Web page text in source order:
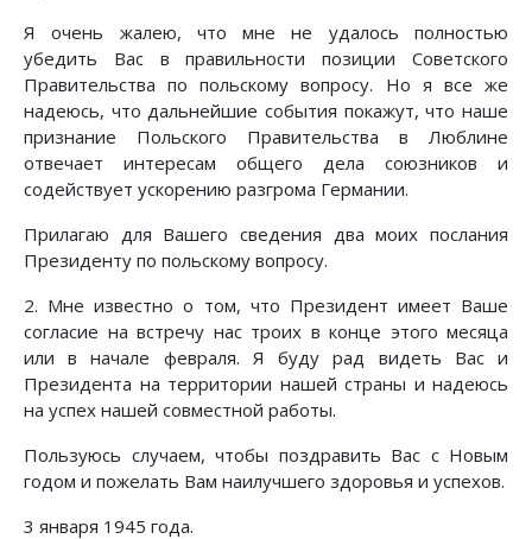
Я очень жалею, что мне не удалось полностью
убедить Вас в правильности позиции Советского
Правительства по польскому вопросу. Но я все же
надеюсь, что дальнейшие события покажут, что наше
признание Польского Правительства в Люблине
отвечает интересам общего дела союзников и
содействует ускорению разгрома Германии.
Прилагаю для Вашего сведения два моих послания
Президенту по польскому вопросу.
2. Мне известно о том, что Президент имеет Ваше
согласие на встречу нас троих в конце этого месяца
или в начале февраля. Я буду рад видеть Вас и
Президента на территории нашей страны и надеюсь
на успех нашей совместной работы.
Пользуюсь случаем, чтобы поздравить Вас с Новым
годом и пожелать Вам наилучшего здоровья и успехов.
3 января 1945 года.